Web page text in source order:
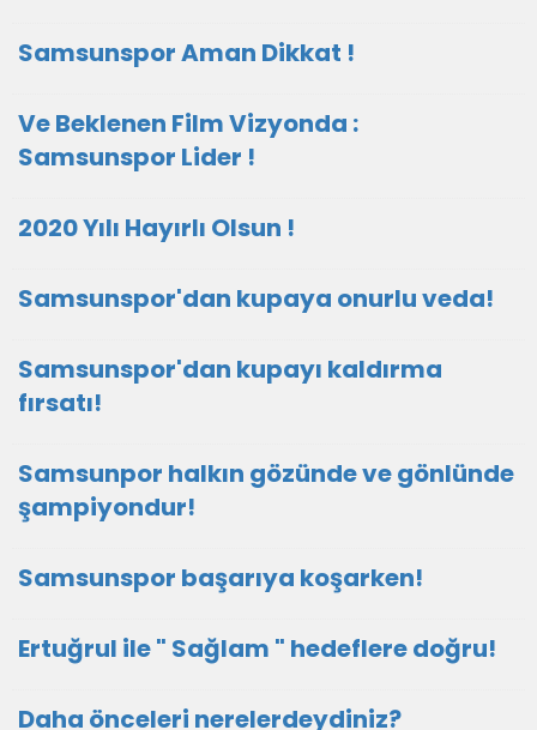
Samsunspor Aman Dikkat !
Ve Beklenen Film Vizyonda :
Samsunspor Lider !
2020 Yılı Hayırlı Olsun !
Samsunspor'dan kupaya onurlu veda!
Samsunspor'dan kupayı kaldırma
fırsatı!
Samsunpor halkın gözünde ve gönlünde
şampiyondur!
Samsunspor başarıya koşarken!
Ertuğrul ile " Sağlam " hedeflere doğru!
Daha önceleri nerelerdeydiniz?